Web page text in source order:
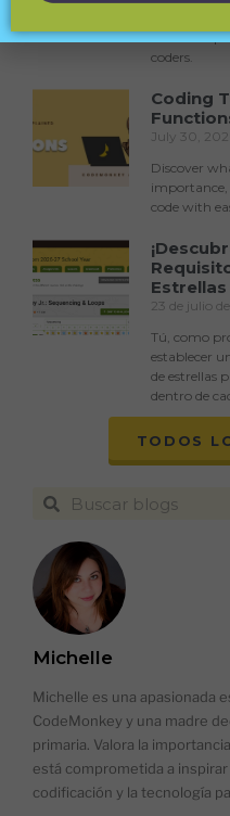
TODOS
Michelle
Michelle es una apasionada
CodeMonkey y una madre
primaria. Valora la
está comprometida a
codificación y la tecnología
Fun
coders.
Coding
July 30,
Discover
importance,
code with
Estrellas
23 de julio
Tú, como
establecer
de estrellas
dentro de